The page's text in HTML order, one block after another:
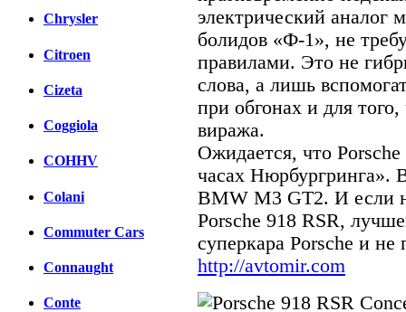
Chrysler
Citroen
Cizeta
Coggiola
COHHV
Colani
Commuter Cars
Connaught
Conte
электрический аналог
болидов «Ф-1», не
правилами. Это не
слова, а лишь
при обгонах и для
виража.
Ожидается, что
часах Нюрбургринга».
BMW M3 GT2. И если
Porsche 918 RSR,
суперкара Porsche и
http://avtomir.com